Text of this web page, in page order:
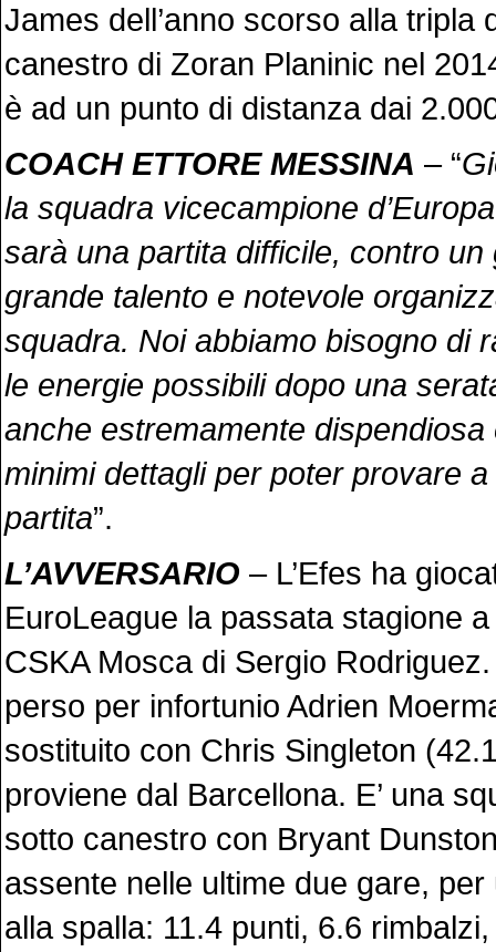
James dell’anno scorso alla tripla
canestro di Zoran Planinic nel
è ad un punto di distanza dai
COACH ETTORE MESSINA – “
la squadra vicecampione
sarà una partita difficile, contro un
grande talento e notevole
squadra. Noi abbiamo bisogno di
le energie possibili dopo una
anche estremamente
minimi dettagli per poter provare
partita”.
L’AVVERSARIO – L’Efes ha
EuroLeague la passata stagione
CSKA Mosca di Sergio
perso per infortunio Adrien
sostituito con Chris Singleton
proviene dal Barcellona. E’ una
sotto canestro con Bryant
assente nelle ultime due gare, per
alla spalla: 11.4 punti, 6.6